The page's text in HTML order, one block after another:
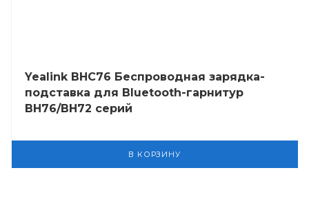
Yealink BHC76 Беспроводная зарядка-
подставка для Bluetooth-гарнитур
BH76/BH72 серий
В КОРЗИНУ